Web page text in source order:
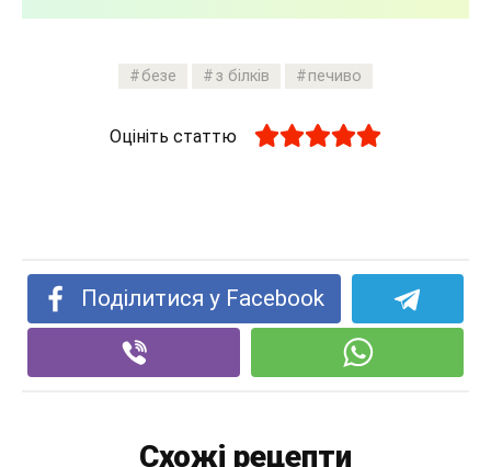
безе з білків печиво
Оцініть статтю
Поділитися у Facebook
Схожі рецепти